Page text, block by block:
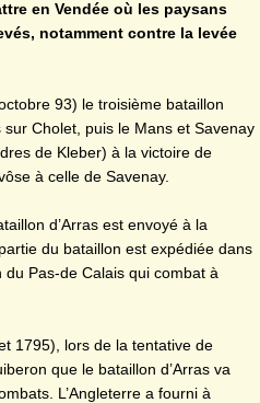
en Vendée où les paysans
notamment contre la levée
93) le troisième bataillon
Cholet, puis le Mans et Savenay
de Kleber) à la victoire de
à celle de Savenay.
d’Arras est envoyé à la
du bataillon est expédiée dans
Pas-de Calais qui combat à
1795), lors de la tentative de
que le bataillon d’Arras va
L’Angleterre a fourni à